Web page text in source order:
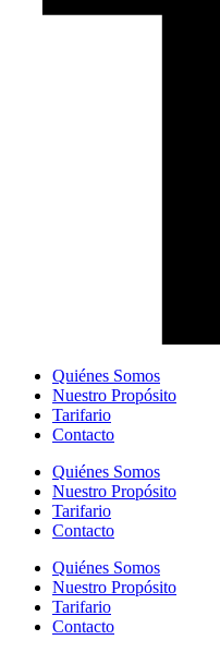
Quiénes Somos
Nuestro Propósito
Tarifario
Contacto
Quiénes Somos
Nuestro Propósito
Tarifario
Contacto
Quiénes Somos
Nuestro Propósito
Tarifario
Contacto